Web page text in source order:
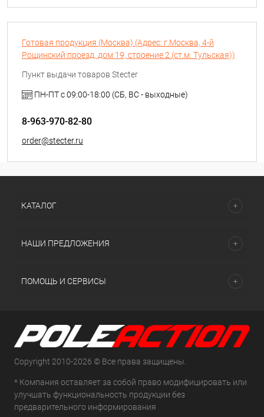
Готовая продукция (Москва) (Адрес: г.Москва, 4-й
Рощинский проезд, дом 19, строение 2 (ст.м. Тульская))
Пункт выдачи товаров Stecter
ПН-ПТ с 09:00-18:00 (СБ, ВС - выходные)
8-963-970-82-80
order@stecter.ru
КАТАЛОГ
НАШИ ПРЕДЛОЖЕНИЯ
ПОМОЩЬ И СЕРВИСЫ
Copyright 2010-2026 © Все права защищены.
* Компания оставляет за собой право модифицировать или
улучшать функциональность продукции без
предварительного информирования